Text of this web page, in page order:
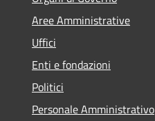
Aree Amministrative
Uffici
Enti e fondazioni
Politici
Personale Amministrativo